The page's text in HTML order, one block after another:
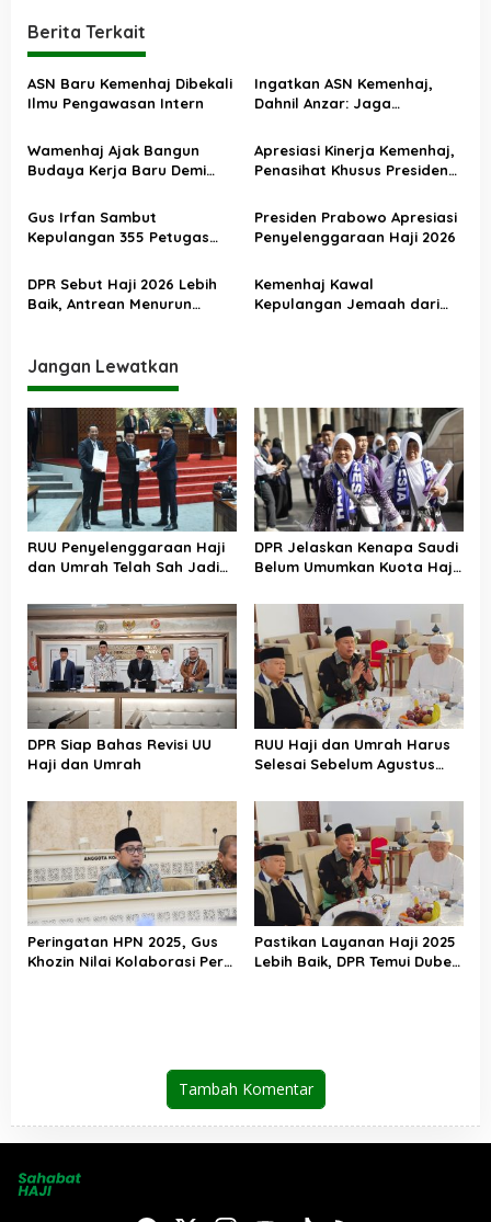
g
a
s
p
s
Berita Terkait
ASN Baru Kemenhaj Dibekali
Ilmu Pengawasan Intern
Ingatkan ASN Kemenhaj,
Dahnil Anzar: Jaga
Menjadikan Jemaah
sebagai Komoditas
Wamenhaj Ajak Bangun
Budaya Kerja Baru Demi
Jemaah
Apresiasi Kinerja Kemenhaj,
Penasihat Khusus Presiden
Penyelenggaraan Haji
Berjalan Baik
Gus Irfan Sambut
Kepulangan 355 Petugas
Presiden Prabowo Apresiasi
Penyelenggaraan Haji 2026
DPR Sebut Haji 2026 Lebih
Baik, Antrean Menurun
Kemenhaj Kawal
Kepulangan Jemaah dari
Jangan Lewatkan
RUU Penyelenggaraan Haji
dan Umrah Telah Sah Jadi
DPR Jelaskan Kenapa Saudi
Belum Umumkan Kuota Haji
DPR Siap Bahas Revisi UU
Haji dan Umrah
RUU Haji dan Umrah Harus
Selesai Sebelum Agustus
Peringatan HPN 2025, Gus
Khozin Nilai Kolaborasi Pers
Pastikan Layanan Haji 2025
Lebih Baik, DPR Temui Dubes,
Tambah Komentar